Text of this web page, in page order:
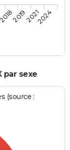
201920212024
par sexe
(source :